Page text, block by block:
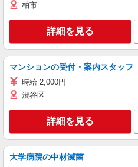
柏市
詳細を見る
マンションの受付・案内スタッフ
時給 2,000円
渋谷区
詳細を見る
大学病院の中材滅菌